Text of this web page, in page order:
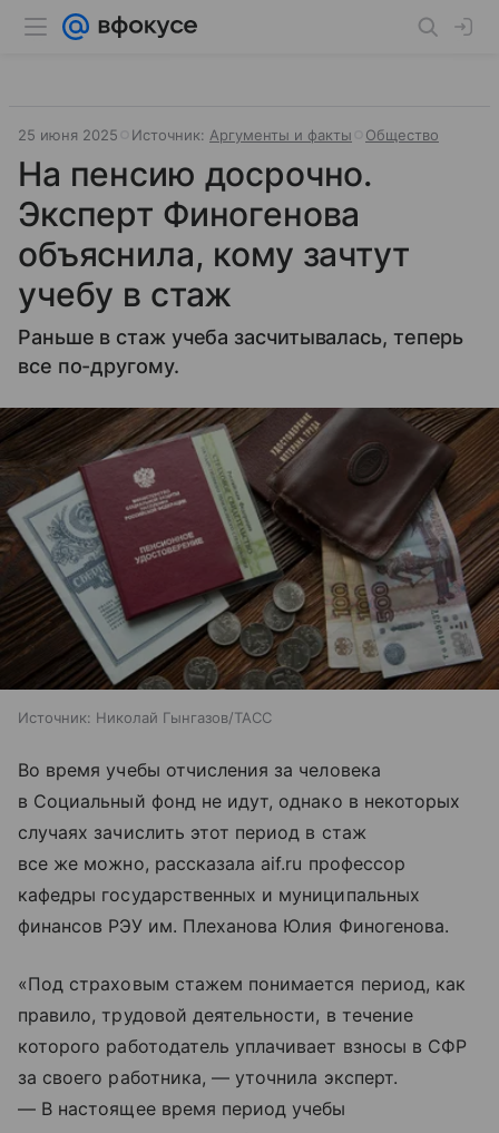
25 июня 2025 Источник: Аргументы и факты Общество
На пенсию досрочно.
Эксперт Финогенова
объяснила, кому зачтут
учебу в стаж
Раньше в стаж учеба засчитывалась, теперь
все по-другому.
Источник: Николай Гынгазов/ТАСС
Во время учебы отчисления за человека
в Социальный фонд не идут, однако в некоторых
случаях зачислить этот период в стаж
все же можно, рассказала aif.ru профессор
кафедры государственных и муниципальных
финансов РЭУ им. Плеханова Юлия Финогенова.
«Под страховым стажем понимается период, как
правило, трудовой деятельности, в течение
которого работодатель уплачивает взносы в СФР
за своего работника, — уточнила эксперт.
— В настоящее время период учебы